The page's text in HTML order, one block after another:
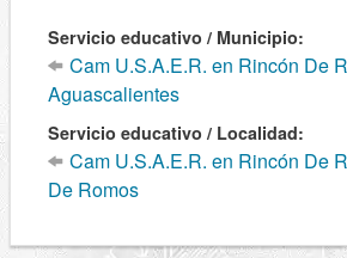
Servicio educativo / Municipio:
Cam U.S.A.E.R. en Rincón De
Aguascalientes
Servicio educativo / Localidad:
Cam U.S.A.E.R. en Rincón De
De Romos